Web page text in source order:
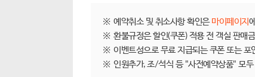
※ 예약취소 및 취소사항 확인은 마이페이지
※ 환불규정은 할인(쿠폰) 적용 전 객실 판매
※ 이벤트성으로 무료 지급되는 쿠폰 또는 포
※ 인원추가, 조/석식 등 "사전예약상품" 모